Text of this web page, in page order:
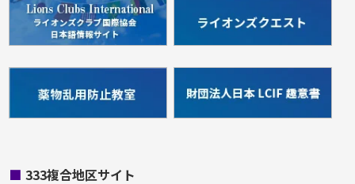
■ 333複合地区サイト